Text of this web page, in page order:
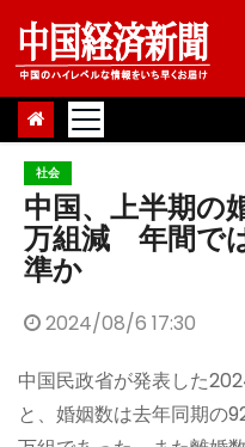
Skip
content
社会
中国、上半期の
万組減 年間で
準か
2024/08/6 17:30
中国民政省が発表した
と、婚姻数は去年同期の